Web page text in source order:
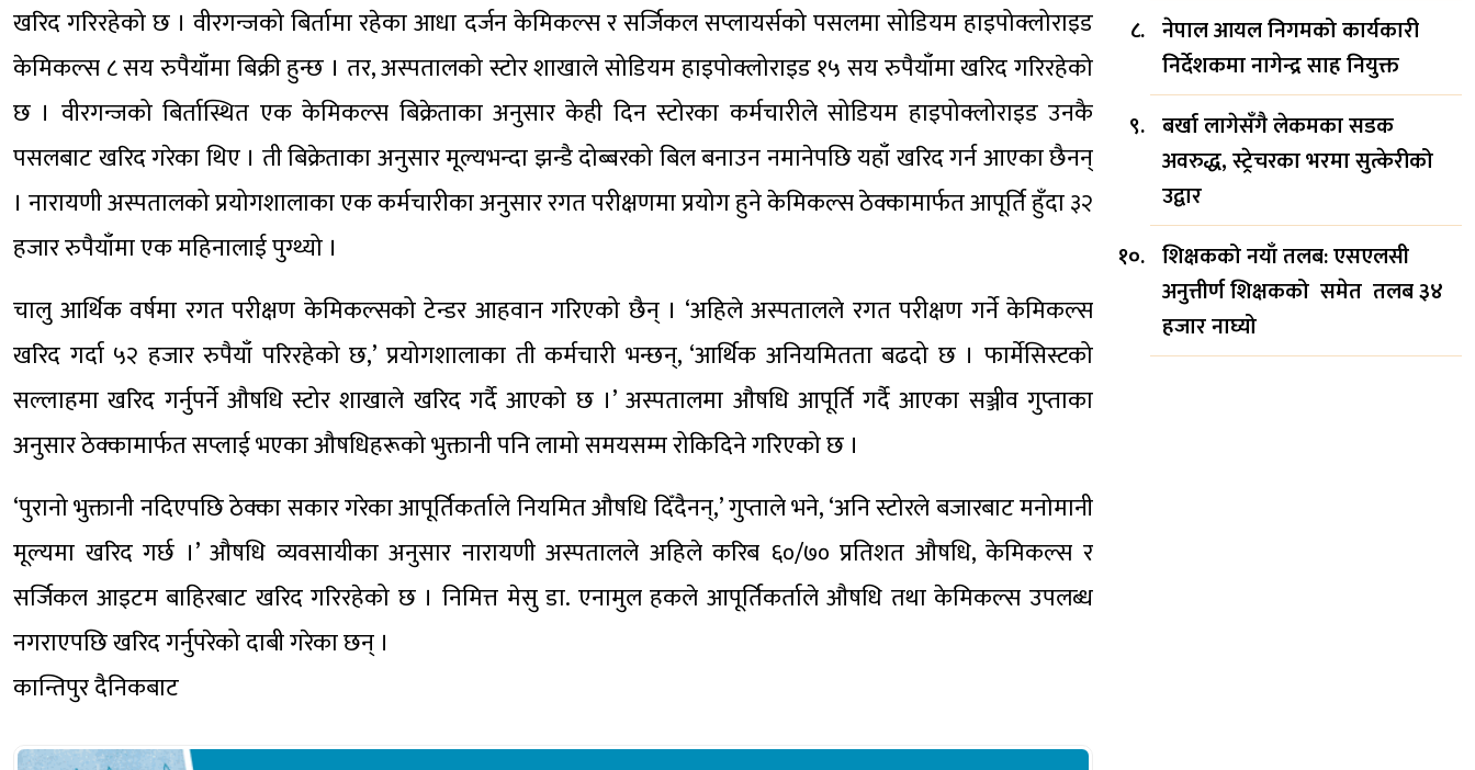
खरिद गरिरहेको छ । वीरगन्जको बिर्तामा रहेका आधा दर्जन केमिकल्स र सर्जिकल सप्लायर्सको पसलमा सोडियम हाइपोक्लोराइड
केमिकल्स ८ सय रुपैयाँमा बिक्री हुन्छ । तर, अस्पतालको स्टोर शाखाले सोडियम हाइपोक्लोराइड १५ सय रुपैयाँमा खरिद गरिरहेको
छ । वीरगन्जको बिर्तास्थित एक केमिकल्स बिक्रेताका अनुसार केही दिन स्टोरका कर्मचारीले सोडियम हाइपोक्लोराइड उनकै
पसलबाट खरिद गरेका थिए । ती बिक्रेताका अनुसार मूल्यभन्दा झन्डै दोब्बरको बिल बनाउन नमानेपछि यहाँ खरिद गर्न आएका छैनन्
। नारायणी अस्पतालको प्रयोगशालाका एक कर्मचारीका अनुसार रगत परीक्षणमा प्रयोग हुने केमिकल्स ठेक्कामार्फत आपूर्ति हुँदा ३२
हजार रुपैयाँमा एक महिनालाई पुग्थ्यो ।
चालु आर्थिक वर्षमा रगत परीक्षण केमिकल्सको टेन्डर आहवान गरिएको छैन् । ‘अहिले अस्पतालले रगत परीक्षण गर्ने केमिकल्स
खरिद गर्दा ५२ हजार रुपैयाँ परिरहेको छ,’ प्रयोगशालाका ती कर्मचारी भन्छन्, ‘आर्थिक अनियमितता बढदो छ । फार्मेसिस्टको
सल्लाहमा खरिद गर्नुपर्ने औषधि स्टोर शाखाले खरिद गर्दै आएको छ ।’ अस्पतालमा औषधि आपूर्ति गर्दै आएका सञ्जीव गुप्ताका
अनुसार ठेक्कामार्फत सप्लाई भएका औषधिहरूको भुक्तानी पनि लामो समयसम्म रोकिदिने गरिएको छ ।
‘पुरानो भुक्तानी नदिएपछि ठेक्का सकार गरेका आपूर्तिकर्ताले नियमित औषधि दिँदैनन्,’ गुप्ताले भने, ‘अनि स्टोरले बजारबाट मनोमानी
मूल्यमा खरिद गर्छ ।’ औषधि व्यवसायीका अनुसार नारायणी अस्पतालले अहिले करिब ६०/७० प्रतिशत औषधि, केमिकल्स र
सर्जिकल आइटम बाहिरबाट खरिद गरिरहेको छ । निमित्त मेसु डा. एनामुल हकले आपूर्तिकर्ताले औषधि तथा केमिकल्स उपलब्ध
नगराएपछि खरिद गर्नुपरेको दाबी गरेका छन् ।
कान्तिपुर दैनिकबाट
नेपाल आयल निगमको कार्यकारी
निर्देशकमा नागेन्द्र साह नियुक्त
बर्खा लागेसँगै लेकमका सडक
अवरुद्ध, स्ट्रेचरका भरमा सुत्केरीको
उद्वार
शिक्षकको नयाँ तलब: एसएलसी
अनुत्तीर्ण शिक्षकको समेत तलब ३४
हजार नाघ्यो